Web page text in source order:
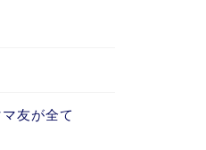
友が全て